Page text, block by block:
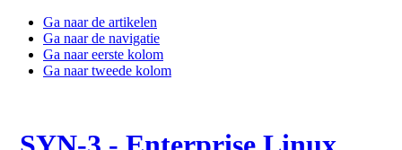
Ga naar de artikelen
Ga naar de navigatie
Ga naar eerste kolom
Ga naar tweede kolom